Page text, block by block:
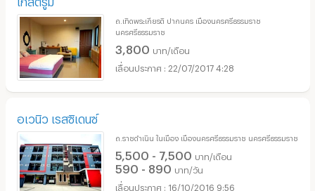
ถ.เทิดพระเกียรติ ปากนคร เมืองนครศรีธรรมราช
นครศรีธรรมราช
3,800 บาท/เดือน
22/07/2017 4:28
อเวนิว เรสซิเดนซ์
ถ.ราชดำเนิน ในเมือง เมืองนครศรีธรรมราช นครศรีธรรมราช
5,500 - 7,500 บาท/เดือน
590 - 890 บาท/วัน
16/10/2016 9:56